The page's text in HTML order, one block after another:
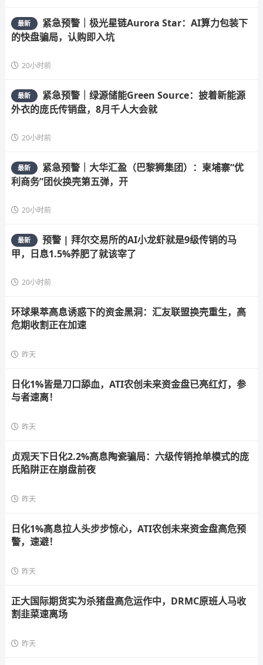
最新
紧急预警｜极光星链Aurora Star：AI算力包装下
的快盘骗局，认购即入坑
20小时前
最新
紧急预警｜绿源储能Green Source：披着新能源
外衣的庞氏传销盘，8月千人大会就
20小时前
最新
紧急预警｜大华汇盈（巴黎狮集团）：柬埔寨“优
利商务”团伙换壳第五弹，开
20小时前
最新
预警 | 拜尔交易所的AI小龙虾就是9级传销的马
甲，日息1.5%养肥了就该宰了
20小时前
环球果萃高息诱惑下的资金黑洞：汇友联盟换壳重生，高
危期收割正在加速
昨天
日化1%皆是刀口舔血，ATI农创未来资金盘已亮红灯，参
与者速离！
昨天
贞观天下日化2.2%高息陶瓷骗局：六级传销抢单模式的庞
氏陷阱正在崩盘前夜
昨天
日化1%高息拉人头步步惊心，ATI农创未来资金盘高危预
警，速避！
昨天
正大国际期货实为杀猪盘高危运作中，DRMC原班人马收
割韭菜速离场
昨天